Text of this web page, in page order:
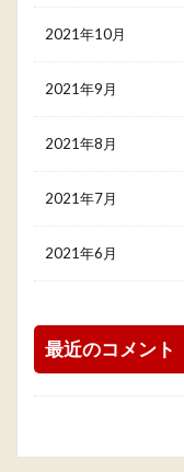
2021年10月
2021年9月
2021年8月
2021年7月
2021年6月
最近のコメント